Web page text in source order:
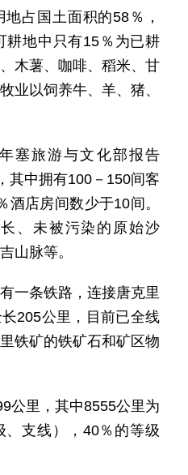
占国土面积的58％，
耕地中只有15％为已耕
木薯、咖啡、稻米、甘
业以饲养牛、羊、猪、
塞旅游与文化部报告
其中拥有100－150间客
酒店房间数少于10间。
、未被污染的原始沙
山脉等。
一条铁路，连接唐克里
205公里，目前已全线
铁矿的铁矿石和矿区物
公里，其中8555公里为
支线），40％的等级